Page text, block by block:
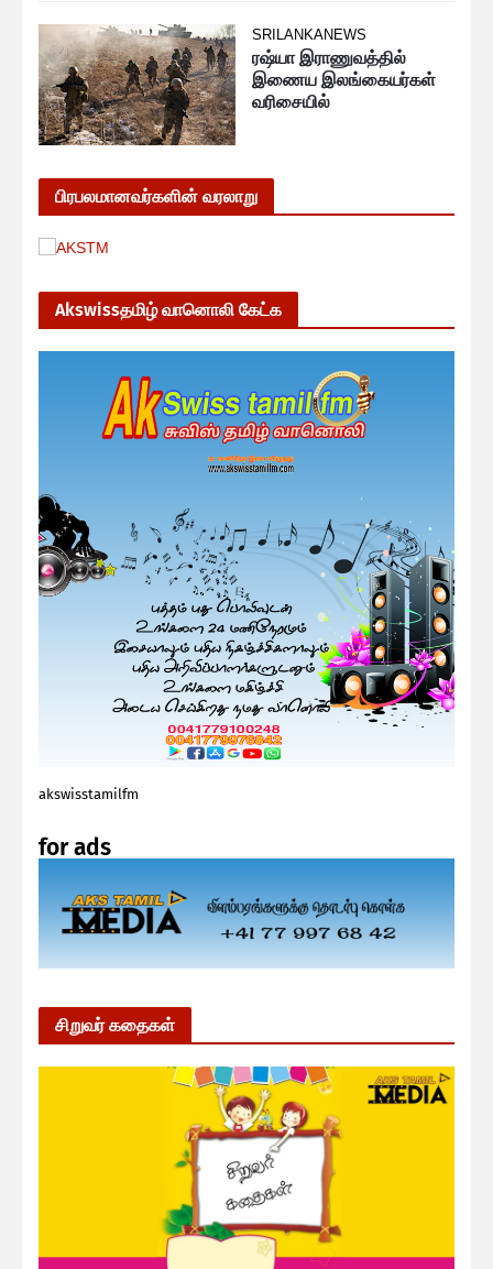
SRILANKANEWS
ரஷ்யா இராணுவத்தில்
இணைய இலங்கையர்கள்
வரிசையில்
பிரபலமானவர்களின் வரலாறு
Akswissதமிழ் வானொலி கேட்க
akswisstamilfm
for ads
சிறுவர் கதைகள்